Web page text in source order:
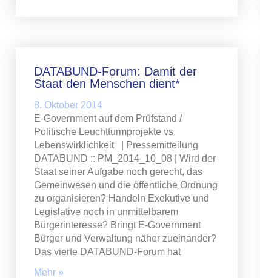
DATABUND-Forum: Damit der
Staat den Menschen dient*
8. Oktober 2014
E-Government auf dem Prüfstand /
Politische Leuchtturmprojekte vs.
Lebenswirklichkeit | Pressemitteilung
DATABUND :: PM_2014_10_08 | Wird der
Staat seiner Aufgabe noch gerecht, das
Gemeinwesen und die öffentliche Ordnung
zu organisieren? Handeln Exekutive und
Legislative noch in unmittelbarem
Bürgerinteresse? Bringt E-Government
Bürger und Verwaltung näher zueinander?
Das vierte DATABUND-Forum hat
Mehr »